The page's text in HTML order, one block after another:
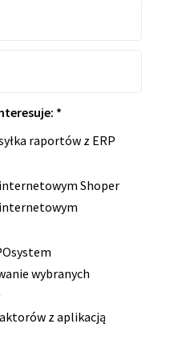
*
raportów z ERP
Shoper
wybranych
z aplikacją